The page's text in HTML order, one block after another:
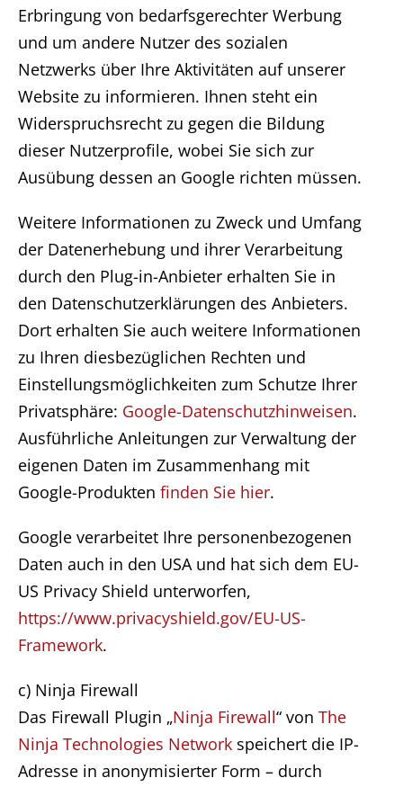
Erbringung von bedarfsgerechter Werbung
und um andere Nutzer des sozialen
Netzwerks über Ihre Aktivitäten auf unserer
Website zu informieren. Ihnen steht ein
Widerspruchsrecht zu gegen die Bildung
dieser Nutzerprofile, wobei Sie sich zur
Ausübung dessen an Google richten müssen.
Weitere Informationen zu Zweck und Umfang
der Datenerhebung und ihrer Verarbeitung
durch den Plug-in-Anbieter erhalten Sie in
den Datenschutzerklärungen des Anbieters.
Dort erhalten Sie auch weitere Informationen
zu Ihren diesbezüglichen Rechten und
Einstellungsmöglichkeiten zum Schutze Ihrer
Privatsphäre: Google-Datenschutzhinweisen.
Ausführliche Anleitungen zur Verwaltung der
eigenen Daten im Zusammenhang mit
Google-Produkten finden Sie hier.
Google verarbeitet Ihre personenbezogenen
Daten auch in den USA und hat sich dem EU-
US Privacy Shield unterworfen,
https://www.privacyshield.gov/EU-US-
Framework.
c) Ninja Firewall
Das Firewall Plugin „Ninja Firewall“ von The
Ninja Technologies Network speichert die IP-
Adresse in anonymisierter Form – durch